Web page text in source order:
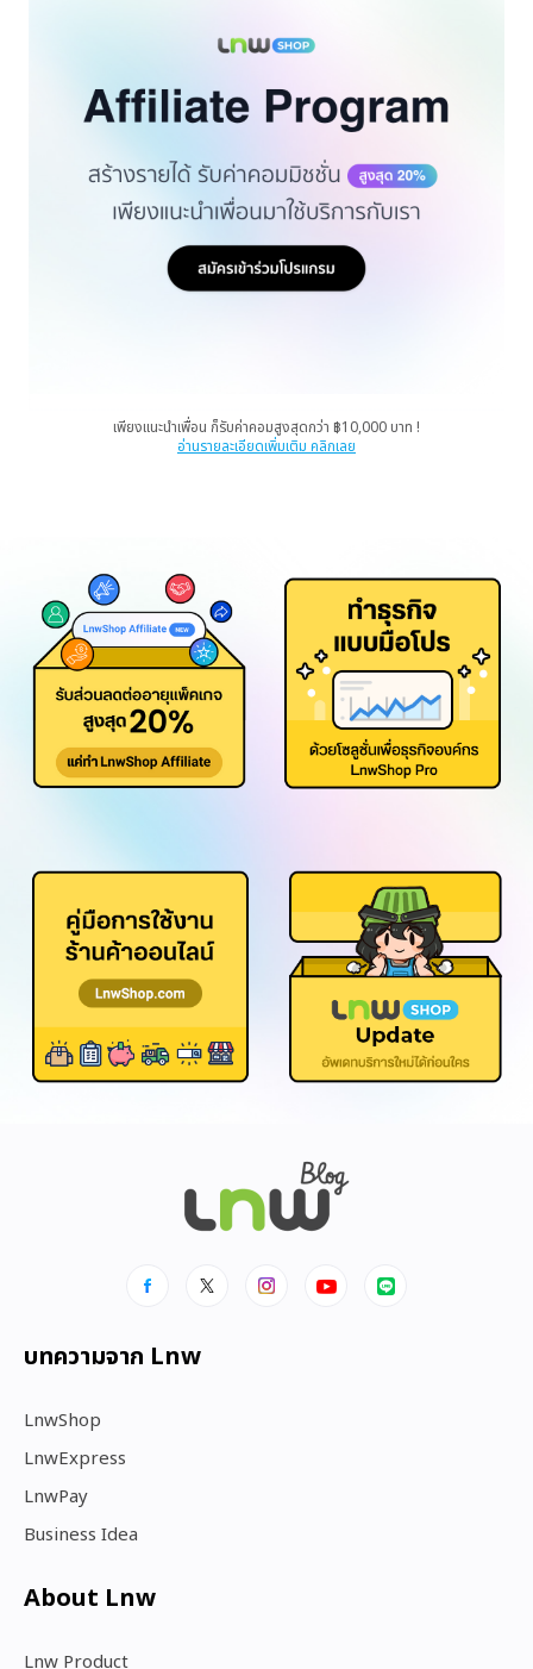
เพียงแนะนำเพื่อน ก็รับค่าคอมสูงสุดกว่า ฿10,000 บาท !
อ่านรายละเอียดเพิ่มเติม คลิกเลย
บทความจาก Lnw
LnwShop
LnwExpress
LnwPay
Business Idea
About Lnw​
Lnw Product